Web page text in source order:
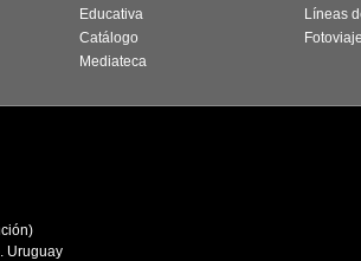
Educativa
Catálogo
Mediateca
Líneas
Uruguay